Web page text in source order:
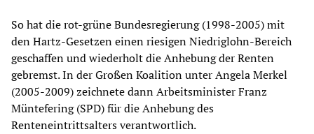
So hat die rot-grüne Bundesregierung (1998-2005) mit
den Hartz-Gesetzen einen riesigen Niedriglohn-Bereich
geschaffen und wiederholt die Anhebung der Renten
gebremst. In der Großen Koalition unter Angela Merkel
(2005-2009) zeichnete dann Arbeitsminister Franz
Müntefering (SPD) für die Anhebung des
Renteneintrittsalters verantwortlich.